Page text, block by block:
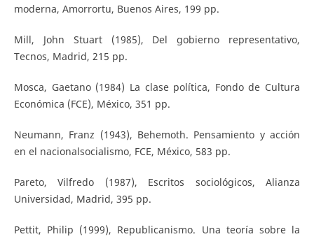
moderna, Amorrortu, Buenos Aires, 199 pp.
Mill, John Stuart (1985), Del gobierno representativo,
Tecnos, Madrid, 215 pp.
Mosca, Gaetano (1984) La clase política, Fondo de Cultura
Económica (FCE), México, 351 pp.
Neumann, Franz (1943), Behemoth. Pensamiento y acción
en el nacionalsocialismo, FCE, México, 583 pp.
Pareto, Vilfredo (1987), Escritos sociológicos, Alianza
Universidad, Madrid, 395 pp.
Pettit, Philip (1999), Republicanismo. Una teoría sobre la